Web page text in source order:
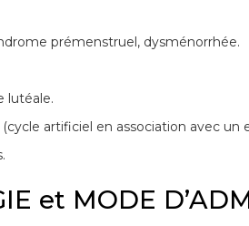
prémenstruel, dysménorrhée.
lutéale.
artificiel en association avec un
et MODE